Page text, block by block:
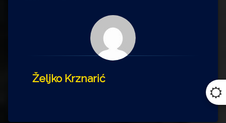
Željko Krznarić